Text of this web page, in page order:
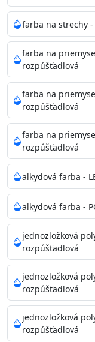
pri relatívnej
Nepoužitá farba
bezpečnú
Riedenie: do 10%
Doba schnutia na
Doba na druhý
Balenie : 750ml, 1l,
Výdatnosť na
Aplikácia: štetec,
Povrchová úprava
Je možné
Merná hmotnosť :
Čistenie: vodou
Príprava povrchu
Povrchy musia
mastnoty, solí a
alebo trhliny
akrylovým
putty a prebrúste.
farba na strechy
farba na
rozpúšťadlová
farba na
rozpúšťadlová
farba na
rozpúšťadlová
alkydová farba -
alkydová farba -
jednozložková
rozpúšťadlová
jednozložková
rozpúšťadlová
jednozložková
rozpúšťadlová